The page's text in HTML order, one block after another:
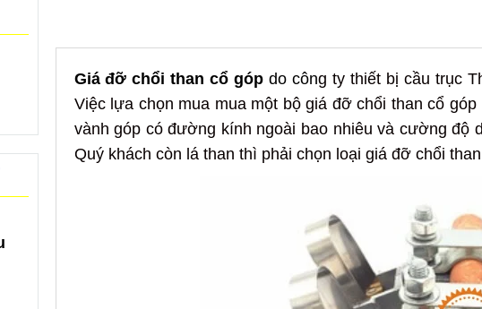
Giá đỡ chổi than cổ gópdo công ty thiết bị cầu trục
Việc lựa chọn mua mua một bộ giá đỡ chổi than cổ
vành góp có đường kính ngoài bao nhiêu và cường độ
Quý khách còn lá than thì phải chọn loại giá đỡ chổi